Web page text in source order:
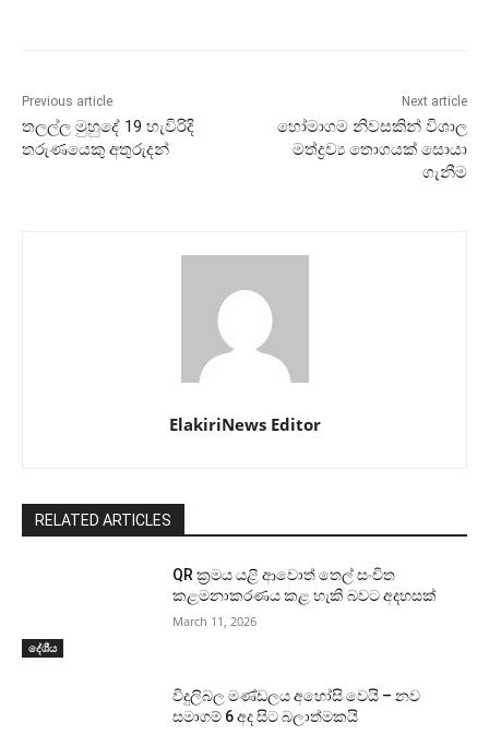
Previous article
තලල්ල මුහුදේ 19 හැවිරිදි
තරුණයෙකු අතුරුදන්
Next article
හෝමාගම නිවසකින් විශාල
මත්ද්‍රව්‍ය තොගයක් සොයා
ගැනීම
ElakiriNews Editor
RELATED ARTICLES
දේශීය
QR ක්‍රමය යළි ආවොත් තෙල් සංචිත
කළමනාකරණය කළ හැකි බවට අදහසක්
March 11, 2026
විදුලිබල මණ්ඩලය අහෝසි වෙයි – නව
සමාගම් 6 අද සිට බලාත්මකයි